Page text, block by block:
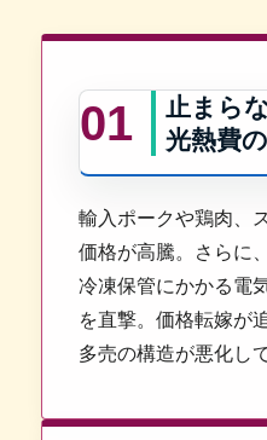
01
止まら
光熱費
輸入ポークや鶏肉、
価格が高騰。さらに
冷凍保管にかかる電
を直撃。価格転嫁が
多売の構造が悪化し